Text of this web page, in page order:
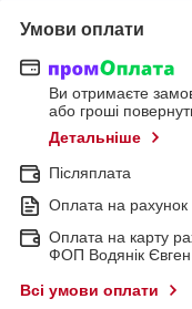
Умови оплати
Ви отримаєте
або гроші
Детальніше
Післяплата
Оплата на рахунок
Оплата на карту
ФОП Водянік Євген
Всі умови оплати